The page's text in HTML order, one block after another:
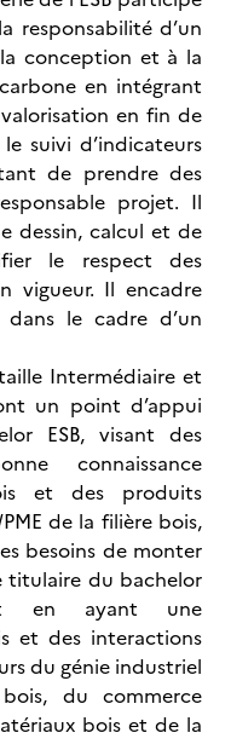
responsabilité d’un
conception et à la
en intégrant
en fin de
suivi d’indicateurs
de prendre des
projet. Il
dessin, calcul et de
le respect des
vigueur. Il encadre
le cadre d’un
Intermédiaire et
un point d’appui
ESB, visant des
connaissance
et des produits
de la filière bois,
besoins de monter
titulaire du bachelor
en ayant une
et des interactions
du génie industriel
du commerce
bois et de la